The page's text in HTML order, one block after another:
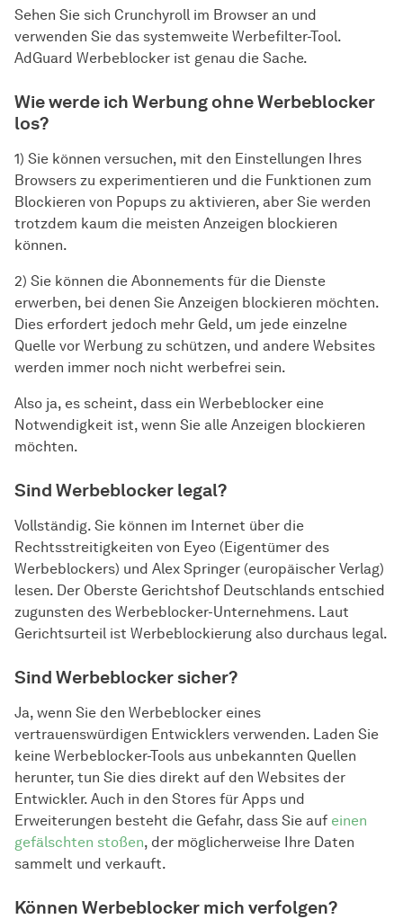
Sehen Sie sich Crunchyroll im Browser an und
verwenden Sie das systemweite Werbefilter-Tool.
AdGuard Werbeblocker ist genau die Sache.
Wie werde ich Werbung ohne Werbeblocker
los?
1) Sie können versuchen, mit den Einstellungen Ihres
Browsers zu experimentieren und die Funktionen zum
Blockieren von Popups zu aktivieren, aber Sie werden
trotzdem kaum die meisten Anzeigen blockieren
können.
2) Sie können die Abonnements für die Dienste
erwerben, bei denen Sie Anzeigen blockieren möchten.
Dies erfordert jedoch mehr Geld, um jede einzelne
Quelle vor Werbung zu schützen, und andere Websites
werden immer noch nicht werbefrei sein.
Also ja, es scheint, dass ein Werbeblocker eine
Notwendigkeit ist, wenn Sie alle Anzeigen blockieren
möchten.
Sind Werbeblocker legal?
Vollständig. Sie können im Internet über die
Rechtsstreitigkeiten von Eyeo (Eigentümer des
Werbeblockers) und Alex Springer (europäischer Verlag)
lesen. Der Oberste Gerichtshof Deutschlands entschied
zugunsten des Werbeblocker-Unternehmens. Laut
Gerichtsurteil ist Werbeblockierung also durchaus legal.
Sind Werbeblocker sicher?
Ja, wenn Sie den Werbeblocker eines
vertrauenswürdigen Entwicklers verwenden. Laden Sie
keine Werbeblocker-Tools aus unbekannten Quellen
herunter, tun Sie dies direkt auf den Websites der
Entwickler. Auch in den Stores für Apps und
Erweiterungen besteht die Gefahr, dass Sie auf einen
gefälschten stoßen, der möglicherweise Ihre Daten
sammelt und verkauft.
Können Werbeblocker mich verfolgen?